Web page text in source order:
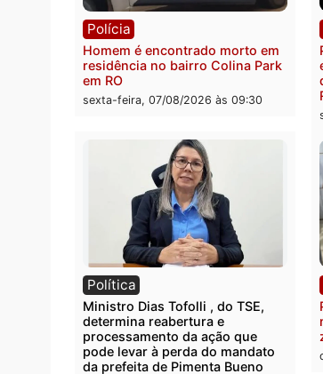
Polícia Federal apreende 400
quilos de drogas e prende
motorista em RO
sexta-feira, 07/08/2026 às 09:40
Polícia
Homem é encontrado morto em
residência no bairro Colina Park
em RO
sexta-feira, 07/08/2026 às 09:30